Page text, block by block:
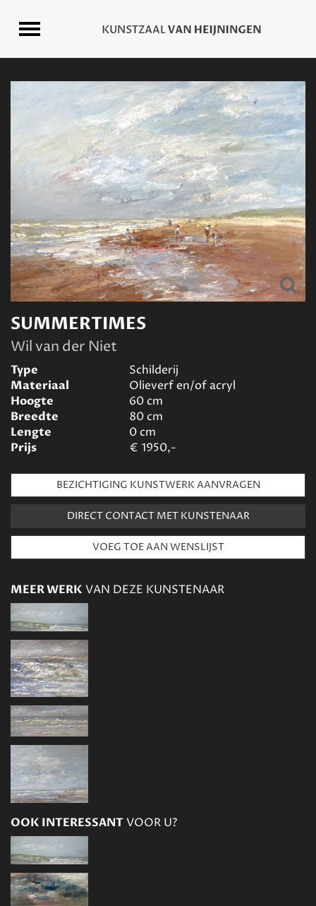
SUMMERTIMES
Wil van der Niet
Type
Schilderij
Materiaal
Olieverf en/of acryl
Hoogte
60cm
Breedte
80cm
Lengte
0cm
Prijs
€ 1950,-
BEZICHTIGING KUNSTWERK AANVRAGEN
DIRECT CONTACT MET KUNSTENAAR
MEER WERK VAN DEZE KUNSTENAAR
OOK INTERESSANTVOOR U?